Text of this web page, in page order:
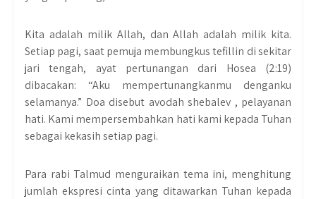
Kita adalah milik Allah, dan Allah adalah milik kita.
Setiap pagi, saat pemuja membungkus tefillin di sekitar
jari tengah, ayat pertunangan dari Hosea (2:19)
dibacakan: “Aku mempertunangkanmu denganku
selamanya.” Doa disebut avodah shebalev , pelayanan
hati. Kami mempersembahkan hati kami kepada Tuhan
sebagai kekasih setiap pagi.
Para rabi Talmud menguraikan tema ini, menghitung
jumlah ekspresi cinta yang ditawarkan Tuhan kepada